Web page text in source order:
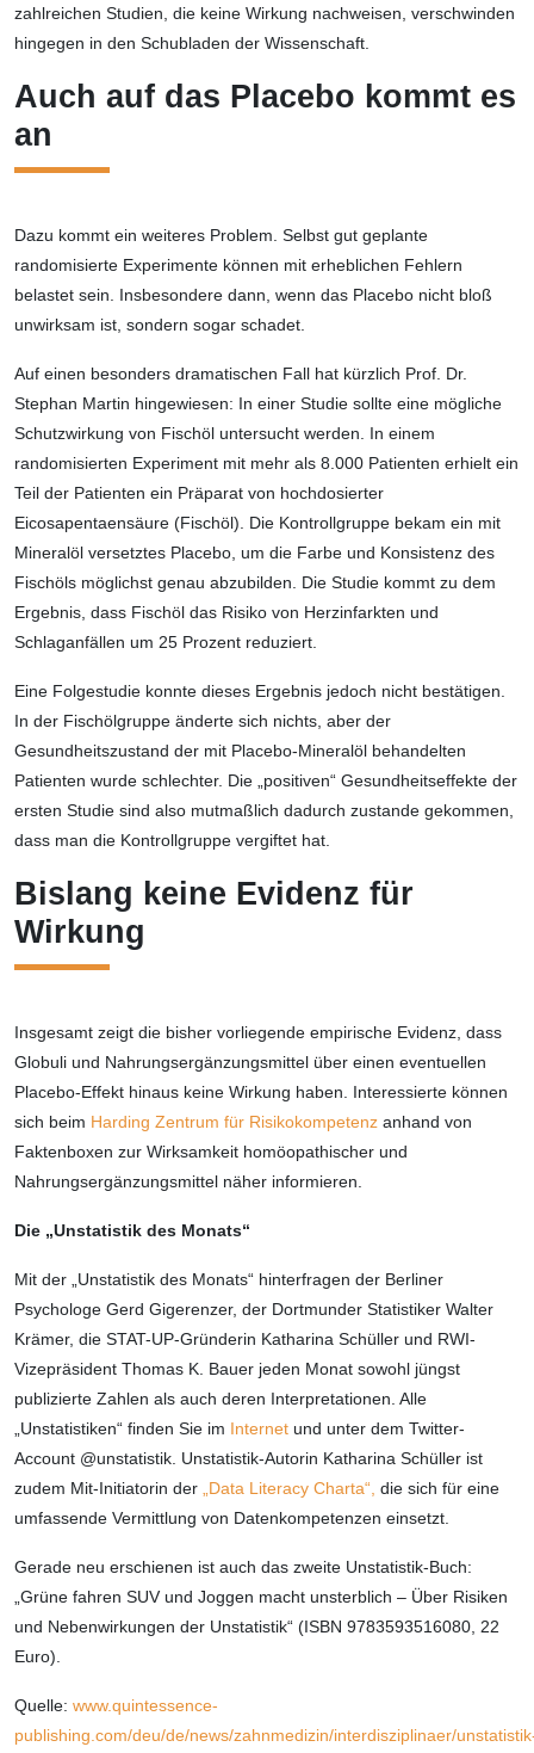
zahlreichen Studien, die keine Wirkung nachweisen, verschwinden
hingegen in den Schubladen der Wissenschaft.
Auch auf das Placebo kommt es
an
Dazu kommt ein weiteres Problem. Selbst gut geplante
randomisierte Experimente können mit erheblichen Fehlern
belastet sein. Insbesondere dann, wenn das Placebo nicht bloß
unwirksam ist, sondern sogar schadet.
Auf einen besonders dramatischen Fall hat kürzlich Prof. Dr.
Stephan Martin hingewiesen: In einer Studie sollte eine mögliche
Schutzwirkung von Fischöl untersucht werden. In einem
randomisierten Experiment mit mehr als 8.000 Patienten erhielt ein
Teil der Patienten ein Präparat von hochdosierter
Eicosapentaensäure (Fischöl). Die Kontrollgruppe bekam ein mit
Mineralöl versetztes Placebo, um die Farbe und Konsistenz des
Fischöls möglichst genau abzubilden. Die Studie kommt zu dem
Ergebnis, dass Fischöl das Risiko von Herzinfarkten und
Schlaganfällen um 25 Prozent reduziert.
Eine Folgestudie konnte dieses Ergebnis jedoch nicht bestätigen.
In der Fischölgruppe änderte sich nichts, aber der
Gesundheitszustand der mit Placebo-Mineralöl behandelten
Patienten wurde schlechter. Die „positiven“ Gesundheitseffekte der
ersten Studie sind also mutmaßlich dadurch zustande gekommen,
dass man die Kontrollgruppe vergiftet hat.
Bislang keine Evidenz für
Wirkung
Insgesamt zeigt die bisher vorliegende empirische Evidenz, dass
Globuli und Nahrungsergänzungsmittel über einen eventuellen
Placebo-Effekt hinaus keine Wirkung haben. Interessierte können
sich beim Harding Zentrum für Risikokompetenz anhand von
Faktenboxen zur Wirksamkeit homöopathischer und
Nahrungsergänzungsmittel näher informieren.
Die „Unstatistik des Monats“
Mit der „Unstatistik des Monats“ hinterfragen der Berliner
Psychologe Gerd Gigerenzer, der Dortmunder Statistiker Walter
Krämer, die STAT-UP-Gründerin Katharina Schüller und RWI-
Vizepräsident Thomas K. Bauer jeden Monat sowohl jüngst
publizierte Zahlen als auch deren Interpretationen. Alle
„Unstatistiken“ finden Sie im Internet und unter dem Twitter-
Account @unstatistik. Unstatistik-Autorin Katharina Schüller ist
zudem Mit-Initiatorin der „Data Literacy Charta“, die sich für eine
umfassende Vermittlung von Datenkompetenzen einsetzt.
Gerade neu erschienen ist auch das zweite Unstatistik-Buch:
„Grüne fahren SUV und Joggen macht unsterblich – Über Risiken
und Nebenwirkungen der Unstatistik“ (ISBN 9783593516080, 22
Euro).
Quelle: www.quintessence-
publishing.com/deu/de/news/zahnmedizin/interdisziplinaer/